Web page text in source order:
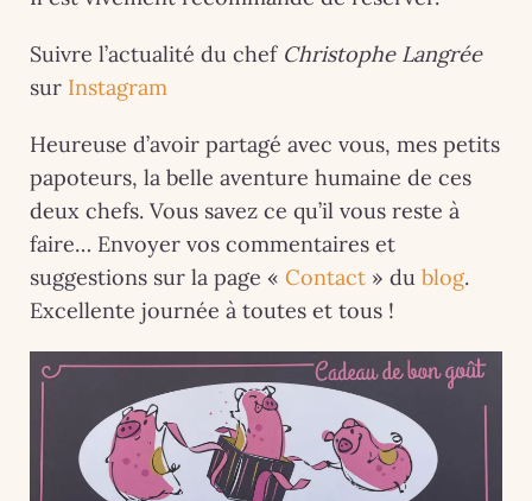
Suivre l’actualité du chef Christophe Langrée
sur Instagram
Heureuse d’avoir partagé avec vous, mes petits
papoteurs, la belle aventure humaine de ces
deux chefs. Vous savez ce qu’il vous reste à
faire… Envoyer vos commentaires et
suggestions sur la page « Contact » du blog.
Excellente journée à toutes et tous !